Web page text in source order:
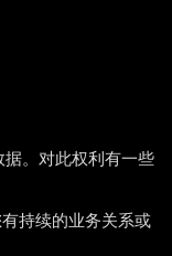
。对此权利有一些
持续的业务关系或